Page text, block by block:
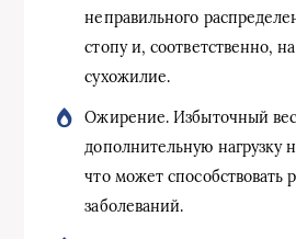
неправильного
стопу и, соответственно,
сухожилие.
Ожирение. Избыточный вес
дополнительную нагрузку
что может способствовать
заболеваний.